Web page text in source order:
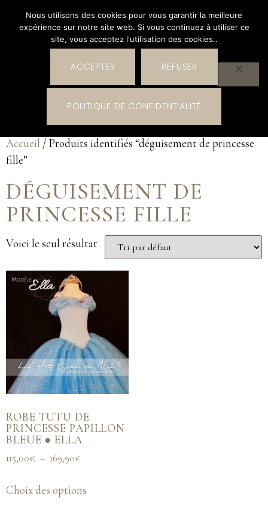
0,00€ 0
Accueil / Produits identifiés “déguisement de princesse
fille”
DÉGUISEMENT DE
PRINCESSE FILLE
Voici le seul résultat
ROBE TUTU DE
PRINCESSE PAPILLON
BLEUE ● ELLA
115,00€ – 169,90€
Choix des options
Nous utilisons des cookies pour vous garantir la meilleure
expérience sur notre site web. Si vous continuez à utiliser ce
site, vous acceptez l'utilisation des cookies..
ACCEPTER REFUSER
POLITIQUE DE CONFIDENTIALITÉ